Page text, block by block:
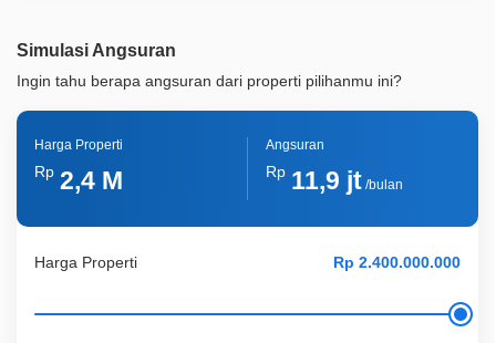
Simulasi Angsuran
Ingin tahu berapa angsuran dari properti pilihanmu ini?
Harga Properti
Harga Properti
Rp 2,4 M
Angsuran
Rp 11,9 jt/bulan